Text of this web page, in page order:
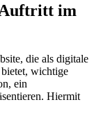
im
die als digitale
wichtige
ein
Hiermit